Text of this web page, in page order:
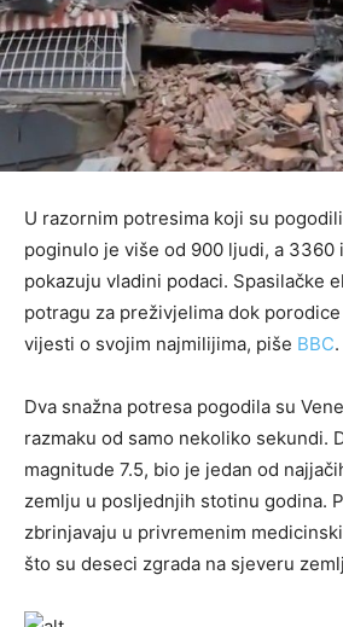
U razornim potresima koji su
poginulo je više od 900 ljudi, a 3360
pokazuju vladini podaci. Spasilačke
potragu za preživjelima dok
vijesti o svojim najmilijima, piše BBC.
Dva snažna potresa pogodila su
razmaku od samo nekoliko sekundi.
magnitude 7.5, bio je jedan od
zemlju u posljednjih stotinu godina.
zbrinjavaju u privremenim
što su deseci zgrada na sjeveru